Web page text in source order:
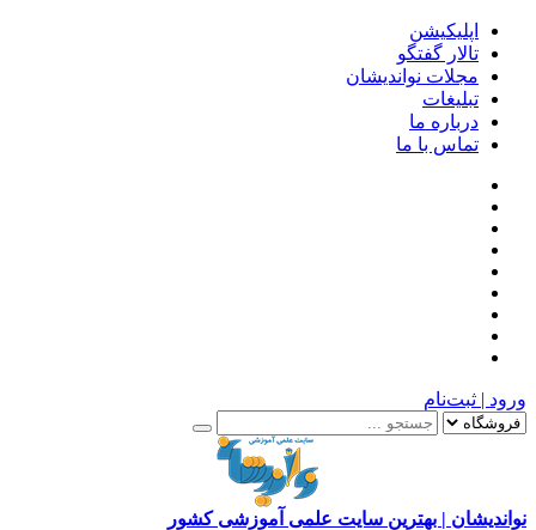
اپلیکیشن
تالار گفتگو
مجلات نواندیشان
تبلیغات
درباره ما
تماس با ما
ورود | ثبت‌نام
نواندیشان | بهترین سایت علمی آموزشی کشور